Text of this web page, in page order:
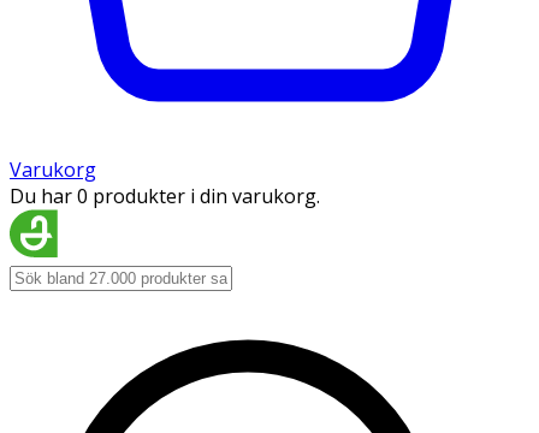
Varukorg
Du har 0 produkter i din varukorg.